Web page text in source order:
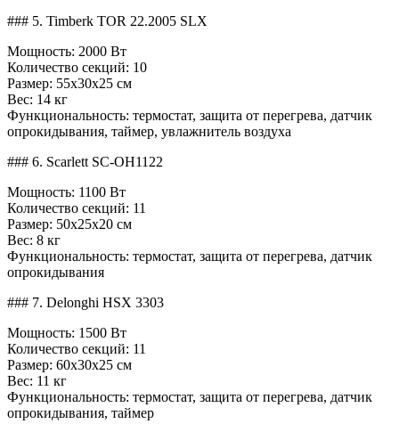
### 5. Timberk TOR 22.2005 SLX
Мощность: 2000 Вт
Количество секций: 10
Размер: 55x30x25 см
Вес: 14 кг
Функциональность: термостат, защита от перегрева, датчик
опрокидывания, таймер, увлажнитель воздуха
### 6. Scarlett SC-OH1122
Мощность: 1100 Вт
Количество секций: 11
Размер: 50x25x20 см
Вес: 8 кг
Функциональность: термостат, защита от перегрева, датчик
опрокидывания
### 7. Delonghi HSX 3303
Мощность: 1500 Вт
Количество секций: 11
Размер: 60x30x25 см
Вес: 11 кг
Функциональность: термостат, защита от перегрева, датчик
опрокидывания, таймер